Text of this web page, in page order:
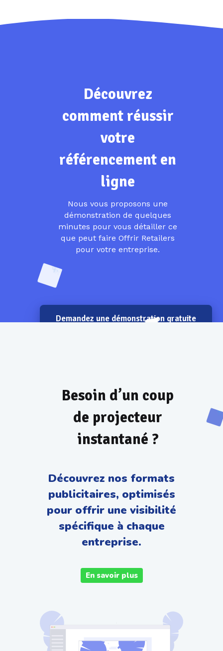
Découvrez
comment réussir
votre
référencement en
ligne
Nous vous proposons une
démonstration de quelques
minutes pour vous détailler ce
que peut faire Offrir Retailers
pour votre entreprise.
Demandez une démonstration gratuite
Besoin d’un coup
de projecteur
instantané ?
Découvrez nos formats
publicitaires, optimisés
pour offrir une visibilité
spécifique à chaque
entreprise.
En savoir plus